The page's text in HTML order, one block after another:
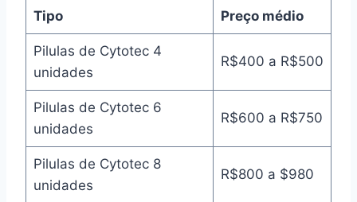
Tipo Preço médio
Pilulas de Cytotec 4
unidades
R$400 a R$500
Pilulas de Cytotec 6
unidades
R$600 a R$750
Pilulas de Cytotec 8
unidades
R$800 a $980